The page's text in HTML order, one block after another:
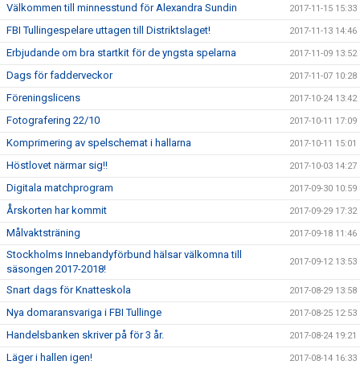
Välkommen till minnesstund för Alexandra Sundin 2017-11-15 15:33
FBI Tullingespelare uttagen till Distriktslaget! 2017-11-13 14:46
Erbjudande om bra startkit för de yngsta spelarna 2017-11-09 13:52
Dags för fadderveckor 2017-11-07 10:28
Föreningslicens 2017-10-24 13:42
Fotografering 22/10 2017-10-11 17:09
Komprimering av spelschemat i hallarna 2017-10-11 15:01
Höstlovet närmar sig!! 2017-10-03 14:27
Digitala matchprogram 2017-09-30 10:59
Årskorten har kommit 2017-09-29 17:32
Målvaktsträning 2017-09-18 11:46
Stockholms Innebandyförbund hälsar välkomna till
säsongen 2017-2018!
2017-09-12 13:53
Snart dags för Knatteskola 2017-08-29 13:58
Nya domaransvariga i FBI Tullinge 2017-08-25 12:53
Handelsbanken skriver på för 3 år. 2017-08-24 19:21
Läger i hallen igen! 2017-08-14 16:33